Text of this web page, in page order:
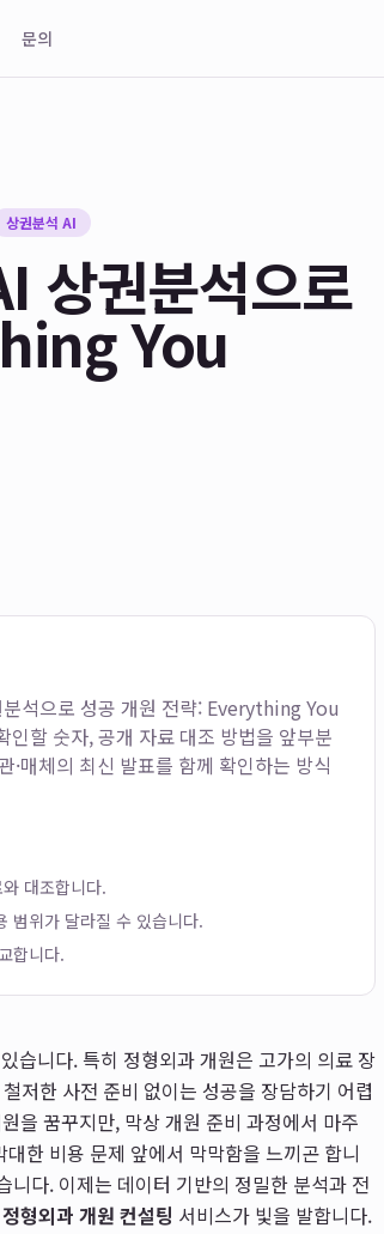
문의
상권분석 AI
상권분석으로
You
석으로 성공 개원 전략: Everything You
할 숫자, 공개 자료 대조 방법을 앞부분
매체의 최신 발표를 함께 확인하는 방식
대조합니다.
범위가 달라질 수 있습니다.
합니다.
습니다. 특히 정형외과 개원은 고가의 의료 장
저한 사전 준비 없이는 성공을 장담하기 어렵
을 꿈꾸지만, 막상 개원 준비 과정에서 마주
한 비용 문제 앞에서 막막함을 느끼곤 합니
다. 이제는 데이터 기반의 정밀한 분석과 전
정형외과 개원 컨설팅 서비스가 빛을 발합니다.